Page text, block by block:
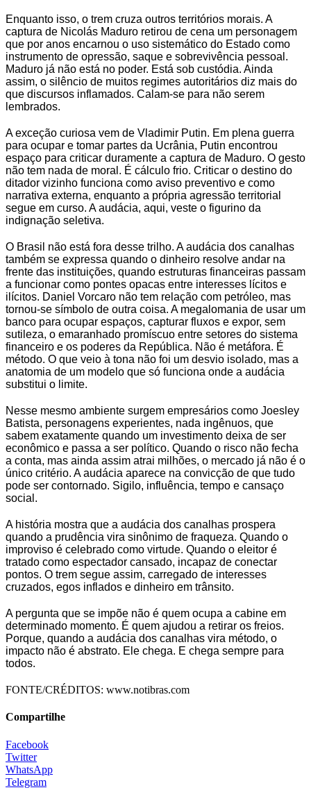
Enquanto isso, o trem cruza outros territórios morais. A
captura de Nicolás Maduro retirou de cena um personagem
que por anos encarnou o uso sistemático do Estado como
instrumento de opressão, saque e sobrevivência pessoal.
Maduro já não está no poder. Está sob custódia. Ainda
assim, o silêncio de muitos regimes autoritários diz mais do
que discursos inflamados. Calam-se para não serem
lembrados.
A exceção curiosa vem de Vladimir Putin. Em plena guerra
para ocupar e tomar partes da Ucrânia, Putin encontrou
espaço para criticar duramente a captura de Maduro. O gesto
não tem nada de moral. É cálculo frio. Criticar o destino do
ditador vizinho funciona como aviso preventivo e como
narrativa externa, enquanto a própria agressão territorial
segue em curso. A audácia, aqui, veste o figurino da
indignação seletiva.
O Brasil não está fora desse trilho. A audácia dos canalhas
também se expressa quando o dinheiro resolve andar na
frente das instituições, quando estruturas financeiras passam
a funcionar como pontes opacas entre interesses lícitos e
ilícitos. Daniel Vorcaro não tem relação com petróleo, mas
tornou-se símbolo de outra coisa. A megalomania de usar um
banco para ocupar espaços, capturar fluxos e expor, sem
sutileza, o emaranhado promíscuo entre setores do sistema
financeiro e os poderes da República. Não é metáfora. É
método. O que veio à tona não foi um desvio isolado, mas a
anatomia de um modelo que só funciona onde a audácia
substitui o limite.
Nesse mesmo ambiente surgem empresários como Joesley
Batista, personagens experientes, nada ingênuos, que
sabem exatamente quando um investimento deixa de ser
econômico e passa a ser político. Quando o risco não fecha
a conta, mas ainda assim atrai milhões, o mercado já não é o
único critério. A audácia aparece na convicção de que tudo
pode ser contornado. Sigilo, influência, tempo e cansaço
social.
A história mostra que a audácia dos canalhas prospera
quando a prudência vira sinônimo de fraqueza. Quando o
improviso é celebrado como virtude. Quando o eleitor é
tratado como espectador cansado, incapaz de conectar
pontos. O trem segue assim, carregado de interesses
cruzados, egos inflados e dinheiro em trânsito.
A pergunta que se impõe não é quem ocupa a cabine em
determinado momento. É quem ajudou a retirar os freios.
Porque, quando a audácia dos canalhas vira método, o
impacto não é abstrato. Ele chega. E chega sempre para
todos.
FONTE/CRÉDITOS: www.notibras.com
Compartilhe
Facebook
Twitter
WhatsApp
Telegram